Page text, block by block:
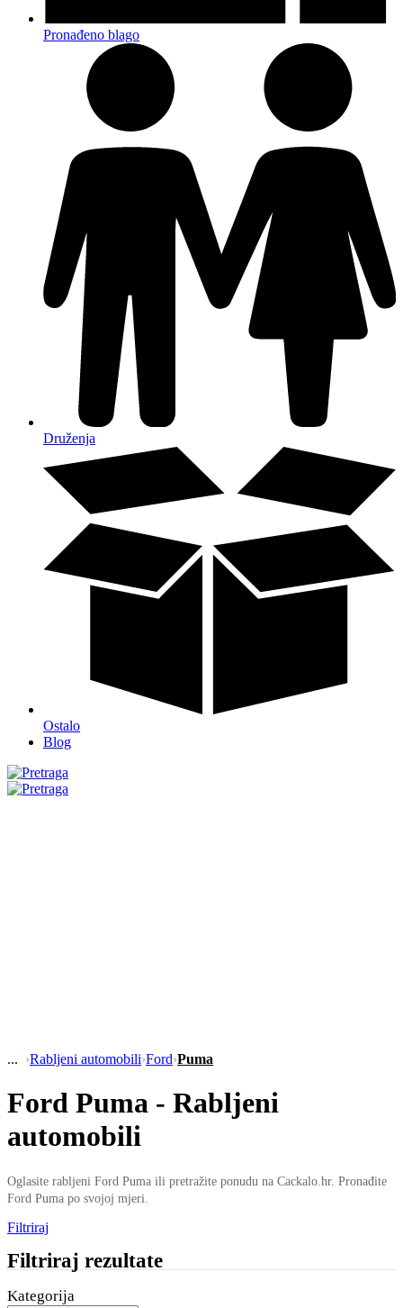
Pronađeno blago
Druženja
Ostalo
Blog
›Rabljeni automobili›Ford›Puma
Ford Puma - Rabljeni
automobili
Oglasite rabljeni Ford Puma ili pretražite ponudu na Cackalo.hr. Pronađite
Ford Puma po svojoj mjeri.
Filtriraj
Filtriraj rezultate
Kategorija